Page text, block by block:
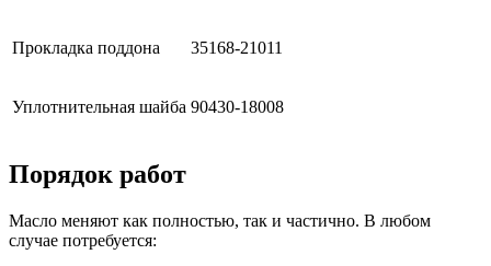
Прокладка поддона 35168-21011
Уплотнительная шайба 90430-18008
Порядок работ
Масло меняют как полностью, так и частично. В любом
случае потребуется: